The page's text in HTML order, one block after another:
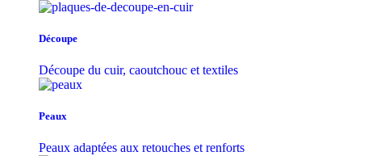
Découpe
Découpe du cuir, caoutchouc et textiles
Peaux
Peaux adaptées aux retouches et renforts